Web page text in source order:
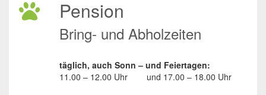
Pension
Bring- und Abholzeiten
täglich, auch Sonn – und Feiertagen:
11.00 – 12.00 Uhr
und 17.00 – 18.00 Uhr